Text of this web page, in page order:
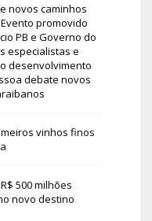
novos caminhos
promovido
PB e Governo do
especialistas e
desenvolvimento
debate novos
vinhos finos
500 milhões
novo destino